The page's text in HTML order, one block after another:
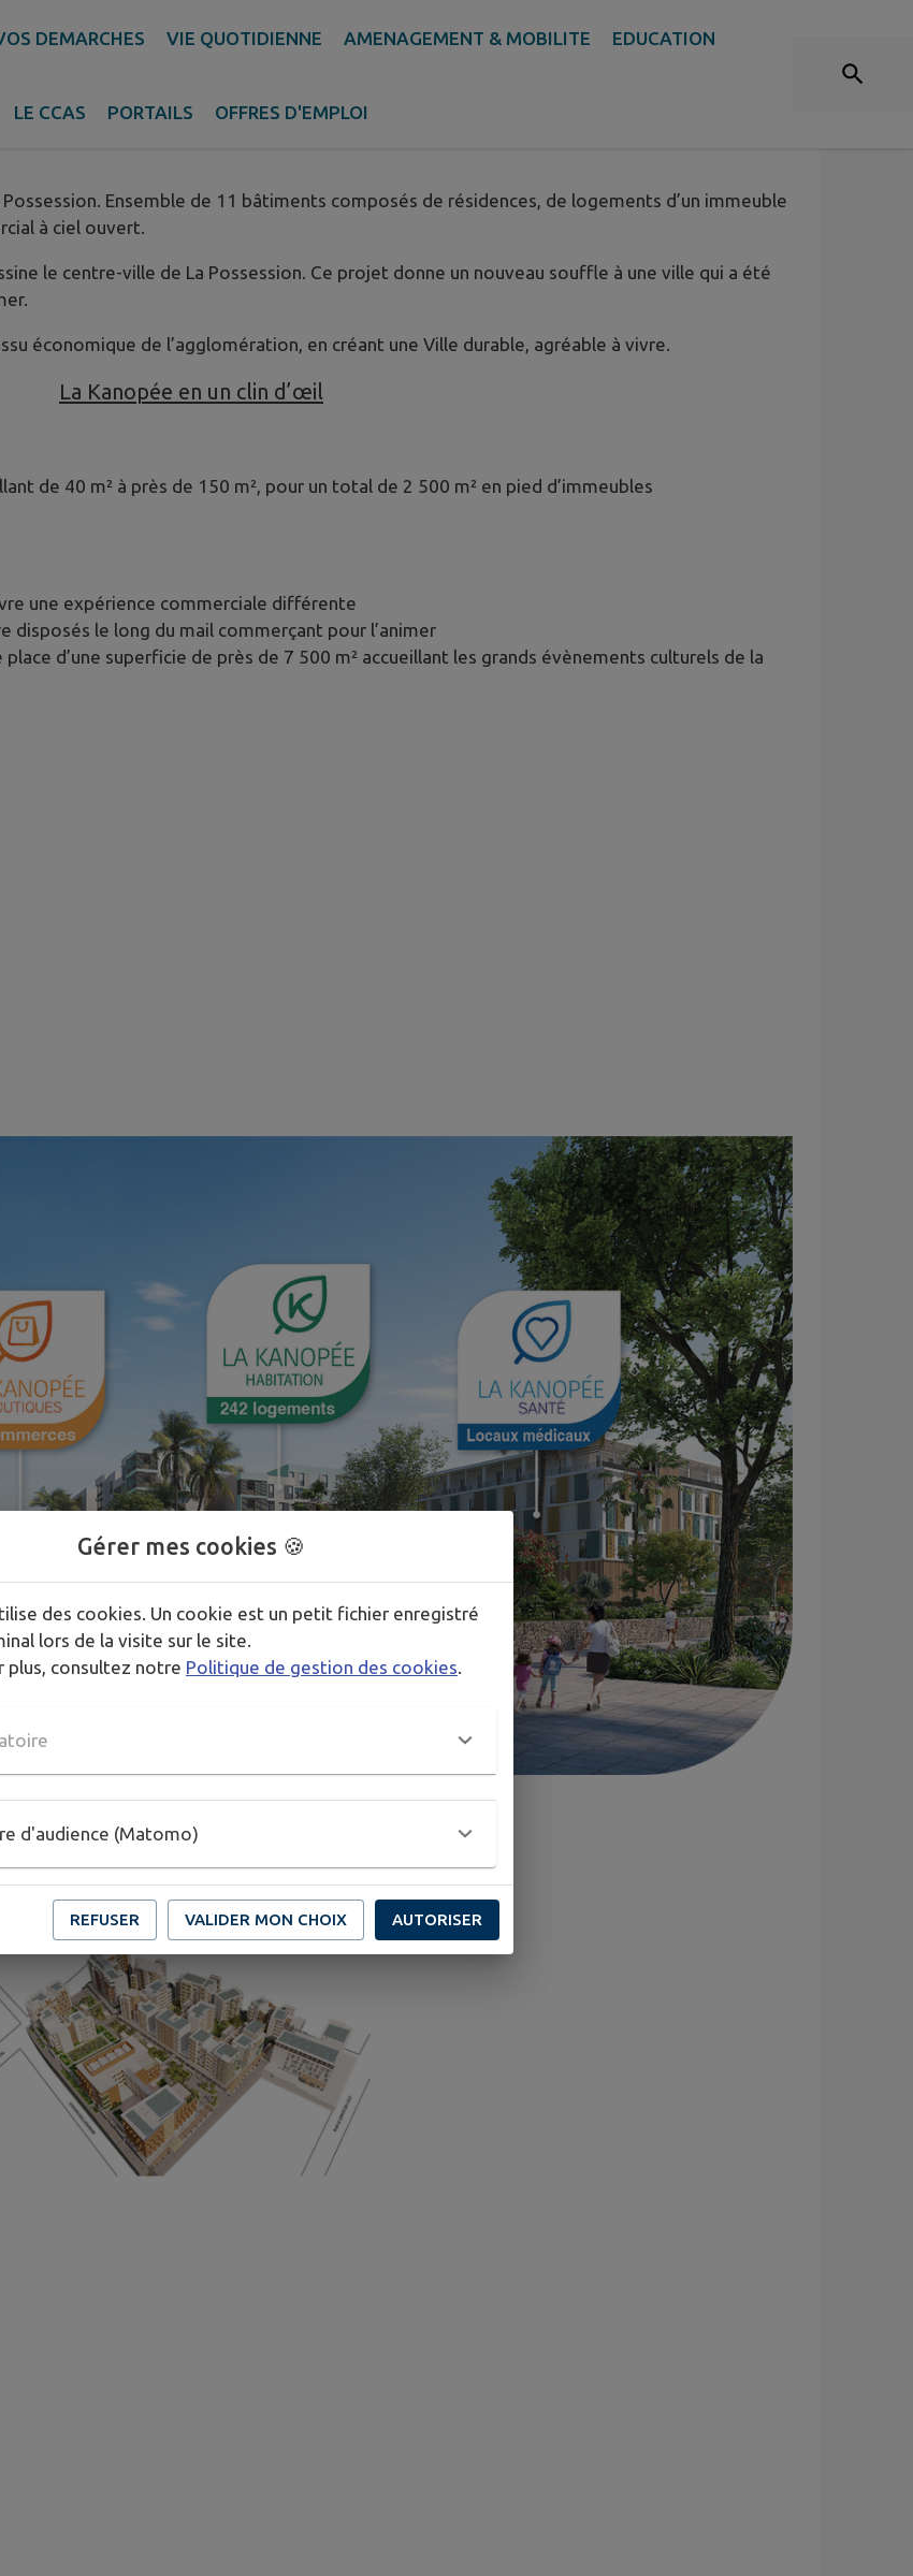
DEMARCHES VIE QUOTIDIENNE AMENAGEMENT & MOBILITE EDUCATION
LE CCAS PORTAILS OFFRES D'EMPLOI
LA KANOPÉE
Ensemble de 11 bâtiments composés de résidences, de logements d’un immeuble
à ciel ouvert.
le centre-ville de La Possession. Ce projet donne un nouveau souffle à une ville qui a été
économique de l’agglomération, en créant une Ville durable, agréable à vivre.
La Kanopée en un clin d’œil
de 40 m² à près de 150 m², pour un total de 2 500 m² en pied d’immeubles
une expérience commerciale différente
le long du mail commerçant pour l’animer
d’une superficie de près de 7 500 m² accueillant les grands évènements culturels de la
Ville de La Possession.
à La Possession I Opale
Gérer mes cookies 🍪
des cookies. Un cookie est un petit fichier enregistré
lors de la visite sur le site.
plus, consultez notre Politique de gestion des cookies
d'audience (Matomo)
REFUSER VALIDER MON CHOIX AUTORISER